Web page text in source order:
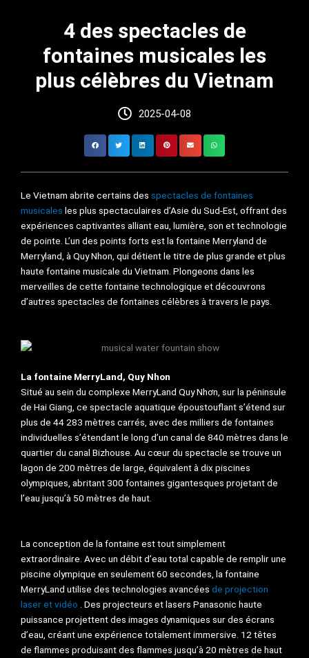
4 des spectacles de
fontaines musicales les
plus célèbres du Vietnam
2025-04-08
Le Vietnam abrite certains des spectacles de fontaines
musicales les plus spectaculaires d’Asie du Sud-Est, offrant des
expériences captivantes alliant eau, lumière, son et technologie
de pointe. L’un des points forts est la fontaine Merryland de
Merryland, à Quy Nhon, qui détient le titre de plus grande et plus
haute fontaine musicale du Vietnam. Plongeons dans les
merveilles de cette fontaine technologique et découvrons
d’autres spectacles de fontaines célèbres à travers le pays.
La fontaine MerryLand, Quy Nhon
Situé au sein du complexe MerryLand Quy Nhơn, sur la péninsule
de Hai Giang, ce spectacle aquatique époustouflant s’étend sur
plus de 44 283 mètres carrés, avec des milliers de fontaines
individuelles s’étendant le long d’un canal de 840 mètres dans le
quartier du canal Bizhouse. Au cœur du spectacle se trouve un
lagon de 200 mètres de large, équivalent à dix piscines
olympiques, abritant 300 fontaines gigantesques projetant de
l’eau jusqu’à 50 mètres de haut.
La conception de la fontaine est tout simplement
extraordinaire. Avec un débit d’eau total capable de remplir une
piscine olympique en seulement 60 secondes, la fontaine
MerryLand utilise des technologies avancées de projection
laser et vidéo . Des projecteurs et lasers Panasonic haute
puissance projettent des images dynamiques sur des écrans
d’eau, créant une expérience totalement immersive. 12 têtes
de flammes produisant des flammes jusqu’à 20 mètres de haut